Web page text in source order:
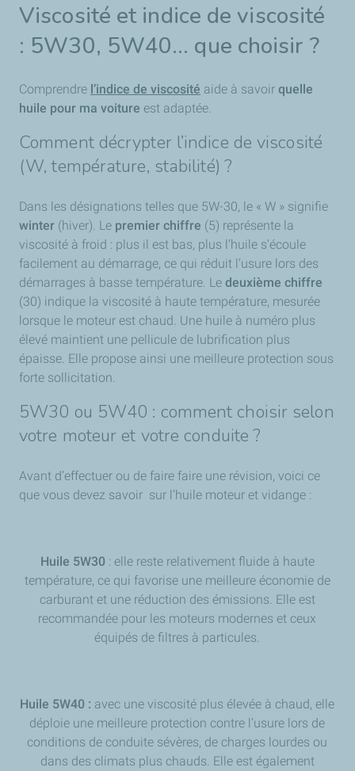
Viscosité et indice de viscosité
: 5W30, 5W40… que choisir ?
Comprendre l’indice de viscosité aide à savoir quelle
huile pour ma voiture est adaptée.
Comment décrypter l’indice de viscosité
(W, température, stabilité) ?
Dans les désignations telles que 5W-30, le « W » signifie
winter (hiver). Le premier chiffre (5) représente la
viscosité à froid : plus il est bas, plus l’huile s’écoule
facilement au démarrage, ce qui réduit l’usure lors des
démarrages à basse température. Le deuxième chiffre
(30) indique la viscosité à haute température, mesurée
lorsque le moteur est chaud. Une huile à numéro plus
élevé maintient une pellicule de lubrification plus
épaisse. Elle propose ainsi une meilleure protection sous
forte sollicitation.
5W30 ou 5W40 : comment choisir selon
votre moteur et votre conduite ?
Avant d’effectuer ou de faire faire une révision, voici ce
que vous devez savoir sur l’huile moteur et vidange :
Huile 5W30 : elle reste relativement fluide à haute
température, ce qui favorise une meilleure économie de
carburant et une réduction des émissions. Elle est
recommandée pour les moteurs modernes et ceux
équipés de filtres à particules.
Huile 5W40 : avec une viscosité plus élevée à chaud, elle
déploie une meilleure protection contre l’usure lors de
conditions de conduite sévères, de charges lourdes ou
dans des climats plus chauds. Elle est également